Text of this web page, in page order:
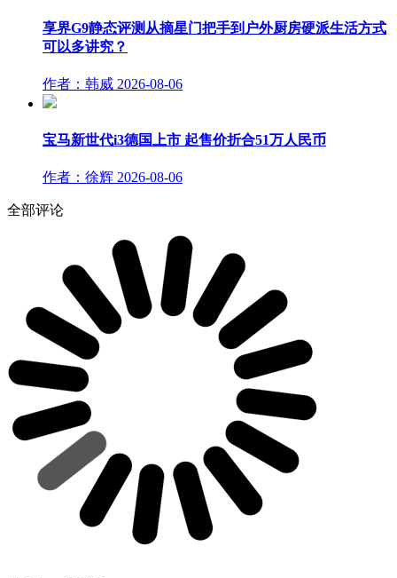
享界G9静态评测从摘星门把手到户外厨房硬派生活方式
可以多讲究？
作者：韩威 2026-08-06
宝马新世代i3德国上市 起售价折合51万人民币
作者：徐辉 2026-08-06
全部评论